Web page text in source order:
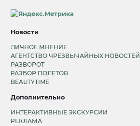
Новости
ЛИЧНОЕ МНЕНИЕ
АГЕНТСТВО ЧРЕЗВЫЧАЙНЫХ НОВОСТЕЙ
РАЗВОРОТ
РАЗБОР ПОЛЕТОВ
BEAUTYTIME
Дополнительно
ИНТЕРАКТИВНЫЕ ЭКСКУРСИИ
РЕКЛАМА